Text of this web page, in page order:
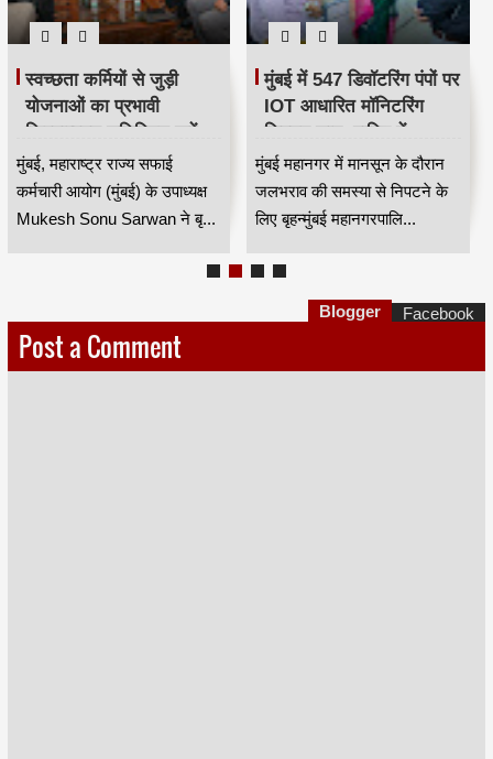
स्वच्छता कर्मियों से जुड़ी
योजनाओं का प्रभावी
क्रियान्वयन सुनिश्चित करें —
महाराष्ट्र राज्य सफाई
कर्मचारी आयोग के उपाध्यक्ष
मुकेश सोनू सरवान HKA
मुंबई, महाराष्ट्र राज्य सफाई
कर्मचारी आयोग (मुंबई) के उपाध्यक्ष
Mukesh Sonu Sarwan ने बृ...
मुंबई में 547 डिवॉटरिंग पंपों पर
IOT आधारित मॉनिटरिंग
सिस्टम लागू, बारिश में
जलभराव नियंत्रण होगा
अधिक प्रभावी
मुंबई महानगर में मानसून के दौरान
जलभराव की समस्या से निपटने के
लिए बृहन्मुंबई महानगरपालि...
Post a Comment
Blogger Facebook